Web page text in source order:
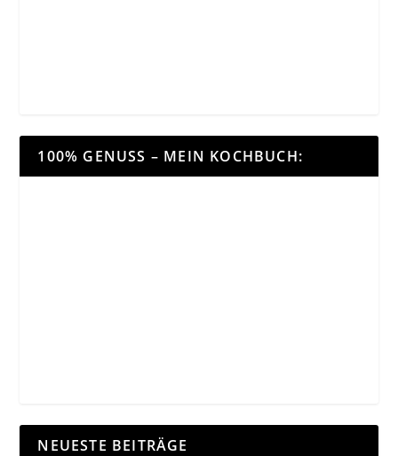
100% GENUSS – MEIN KOCHBUCH:
NEUESTE BEITRÄGE